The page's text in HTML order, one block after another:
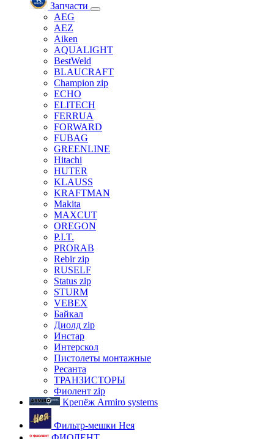
Запчасти
AEG
AEZ
Aiken
AQUALIGHT
BestWeld
BLAUCRAFT
Champion zip
ECHO
ELITECH
FERRUA
FORWARD
FUBAG
GREENLINE
Hitachi
HUTER
KLAUSS
KRAFTMAN
Makita
MAXCUT
OREGON
P.I.T.
PRORAB
Rebir zip
RUSELF
Status zip
STURM
VEBEX
Байкал
Диолд zip
Инстар
Интерскол
Пистолеты монтажные
Ресанта
ТРАНЗИСТОРЫ
Фиолент zip
Крепёж Armiro systems
Фильтр-мешки Нея